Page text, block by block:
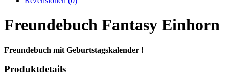
Freundebuch Fantasy Einhorn
Freundebuch mit Geburtstagskalender !
Produktdetails